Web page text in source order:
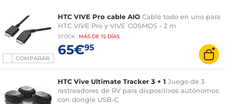
COMPARAR
HTC VIVE Pro cable AIO Cable todo en uno para
HTC VIVE Pro y VIVE COSMOS - 2 m
STOCK : MÁS DE 15 DÍAS
65€95
HTC Vive Ultimate Tracker 3 + 1 Juego de 3
rastreadores de RV para dispositivos autónomos
con dongle USB-C